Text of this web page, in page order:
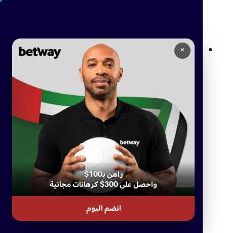
كازينو بيتواي المباشر: تجربة ألعاب الكازينو المميزة من راحة منزلك
×
راهن بـ100$
واحصل على 300$ كرهانات مجانية
انضم اليوم